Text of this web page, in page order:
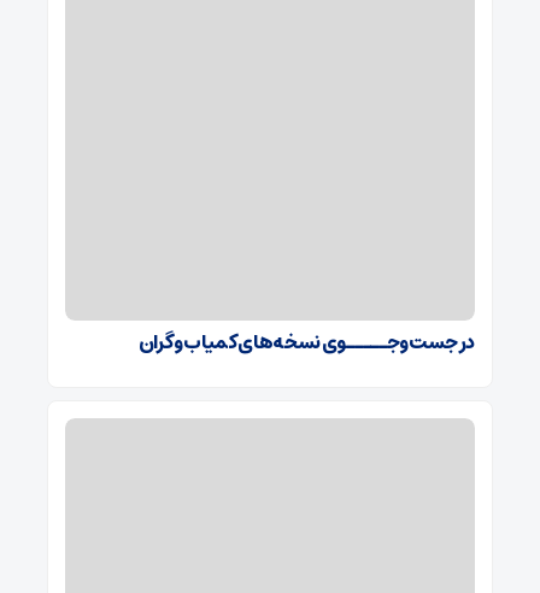
در جست‌وجـــــوی نسخه‌های کمیاب و گران